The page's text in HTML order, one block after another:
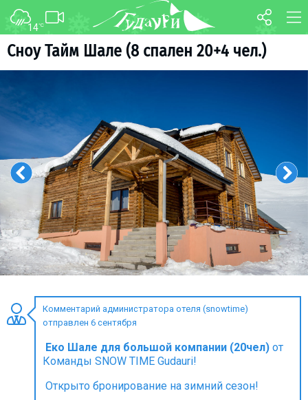
14°C
Сноу Тайм Шале (8 спален 20+4 чел.)
Комментарий администратора отеля (snowtime)
отправлен 6 сентября
Еко Шале для большой компании (20чел) от
Команды SNOW TIME Gudauri!
Открыто бронирование на зимний сезон!
ФОРУМ КАРТА
О курорте
Ски-пасс
Инструкторы
Прокат
Ски-сервис
Дети в Гудаури
Развлечения
Календарь событий
Гудаури
INFO
ПРОЖИВАНИЕ